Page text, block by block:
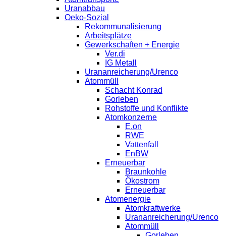
Uranabbau
Oeko-Sozial
Rekommunalisierung
Arbeitsplätze
Gewerkschaften + Energie
Ver.di
IG Metall
Urananreicherung/Urenco
Atommüll
Schacht Konrad
Gorleben
Rohstoffe und Konflikte
Atomkonzerne
E.on
RWE
Vattenfall
EnBW
Erneuerbar
Braunkohle
Ökostrom
Erneuerbar
Atomenergie
Atomkraftwerke
Urananreicherung/Urenco
Atommüll